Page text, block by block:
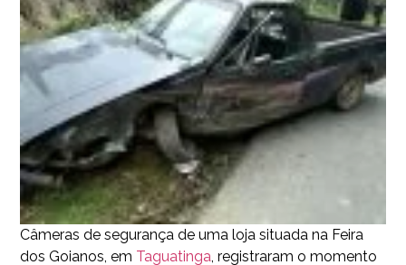
Câmeras de segurança de uma loja situada na Feira
dos Goianos, em Taguatinga, registraram o momento